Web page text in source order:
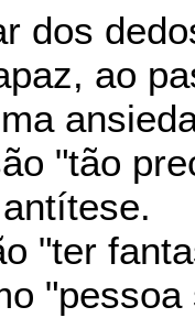
dos
ao
"tão
"ter